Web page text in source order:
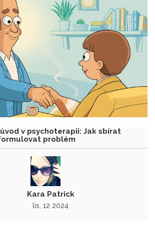
v psychoterapii: Jak sbírat
problém
Kara Patrick
lis, 12 2024